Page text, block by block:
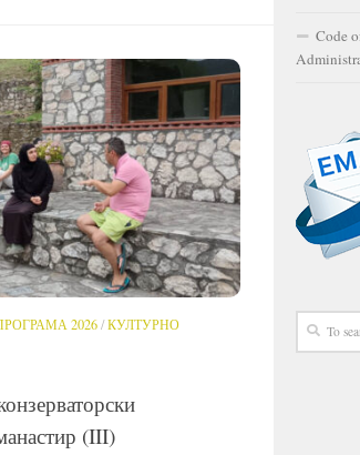
2026/КУЛТУРНО
(III)
Code